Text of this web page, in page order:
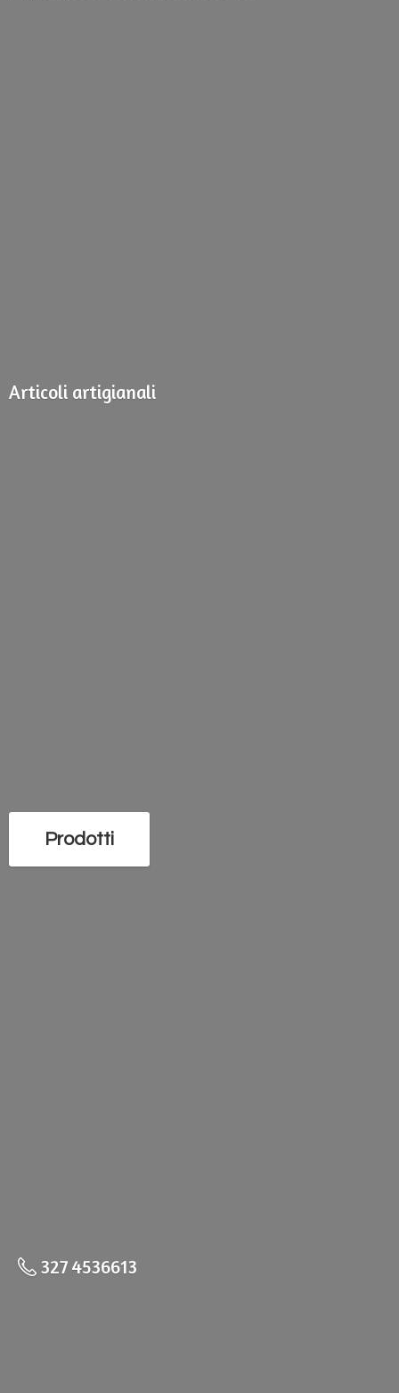
Articoli artigianali
Prodotti
327 4536613